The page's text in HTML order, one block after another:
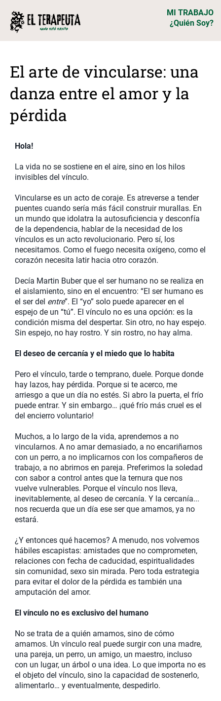
MI TRABAJO
¿Quién Soy?
El arte de vincularse: una
danza entre el amor y la
pérdida
Hola!
La vida no se sostiene en el aire, sino en los hilos
invisibles del vínculo.
Vincularse es un acto de coraje. Es atreverse a tender
puentes cuando sería más fácil construir murallas. En
un mundo que idolatra la autosuficiencia y desconfía
de la dependencia, hablar de la necesidad de los
vínculos es un acto revolucionario. Pero sí, los
necesitamos. Como el fuego necesita oxígeno, como el
corazón necesita latir hacia otro corazón.
Decía Martin Buber que el ser humano no se realiza en
el aislamiento, sino en el encuentro: “El ser humano es
el ser del entre”. El “yo” solo puede aparecer en el
espejo de un “tú”. El vínculo no es una opción: es la
condición misma del despertar. Sin otro, no hay espejo.
Sin espejo, no hay rostro. Y sin rostro, no hay alma.
El deseo de cercanía y el miedo que lo habita
Pero el vínculo, tarde o temprano, duele. Porque donde
hay lazos, hay pérdida. Porque si te acerco, me
arriesgo a que un día no estés. Si abro la puerta, el frío
puede entrar. Y sin embargo… ¡qué frío más cruel es el
del encierro voluntario!
Muchos, a lo largo de la vida, aprendemos a no
vincularnos. A no amar demasiado, a no encariñarnos
con un perro, a no implicarnos con los compañeros de
trabajo, a no abrirnos en pareja. Preferimos la soledad
con sabor a control antes que la ternura que nos
vuelve vulnerables. Porque el vínculo nos lleva,
inevitablemente, al deseo de cercanía. Y la cercanía...
nos recuerda que un día ese ser que amamos, ya no
estará.
¿Y entonces qué hacemos? A menudo, nos volvemos
hábiles escapistas: amistades que no comprometen,
relaciones con fecha de caducidad, espiritualidades
sin comunidad, sexo sin mirada. Pero toda estrategia
para evitar el dolor de la pérdida es también una
amputación del amor.
El vínculo no es exclusivo del humano
No se trata de a quién amamos, sino de cómo
amamos. Un vínculo real puede surgir con una madre,
una pareja, un perro, un amigo, un maestro, incluso
con un lugar, un árbol o una idea. Lo que importa no es
el objeto del vínculo, sino la capacidad de sostenerlo,
alimentarlo… y eventualmente, despedirlo.